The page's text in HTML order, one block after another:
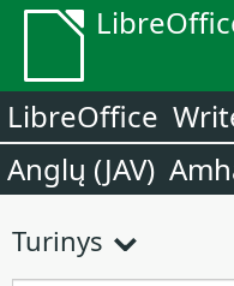
LibreOffice
Anglų (JAV)
Turinys